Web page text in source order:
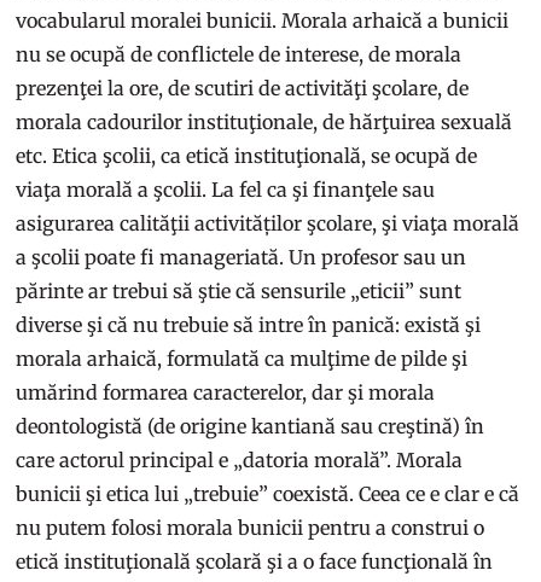
vocabularul moralei bunicii. Morala arhaică a bunicii
nu se ocupă de conflictele de interese, de morala
prezenţei la ore, de scutiri de activităţi şcolare, de
morala cadourilor instituţionale, de hărţuirea sexuală
etc. Etica şcolii, ca etică instituţională, se ocupă de
viaţa morală a şcolii. La fel ca şi finanţele sau
asigurarea calităţii activităților şcolare, şi viaţa morală
a şcolii poate fi manageriată. Un profesor sau un
părinte ar trebui să ştie că sensurile „eticii” sunt
diverse şi că nu trebuie să intre în panică: există şi
morala arhaică, formulată ca mulţime de pilde şi
umărind formarea caracterelor, dar şi morala
deontologistă (de origine kantiană sau creştină) în
care actorul principal e „datoria morală”. Morala
bunicii şi etica lui „trebuie” coexistă. Ceea ce e clar e că
nu putem folosi morala bunicii pentru a construi o
etică instituţională şcolară şi a o face funcţională în